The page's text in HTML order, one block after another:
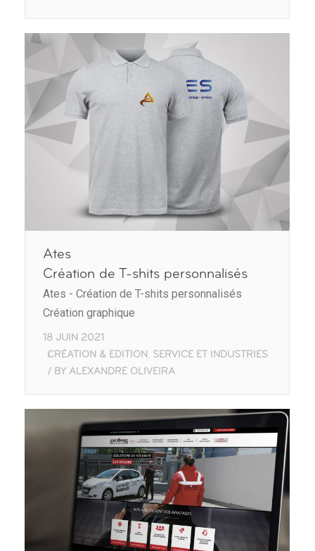
Ates
Création de T-shits personnalisés
Ates - Création de T-shits personnalisés
Création graphique
18 JUIN 2021
CRÉATION & EDITION, SERVICE ET INDUSTRIES
BY ALEXANDRE OLIVEIRA